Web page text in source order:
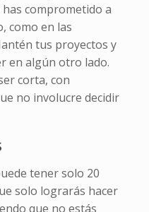
comprometido a
como en las
tus proyectos y
en algún otro lado.
corta, con
no involucre decidir
tener solo 20
solo lograrás hacer
que no estás